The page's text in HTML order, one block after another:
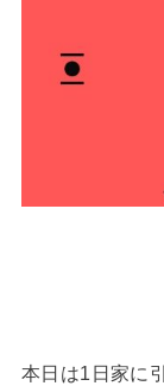
本日は1日家に